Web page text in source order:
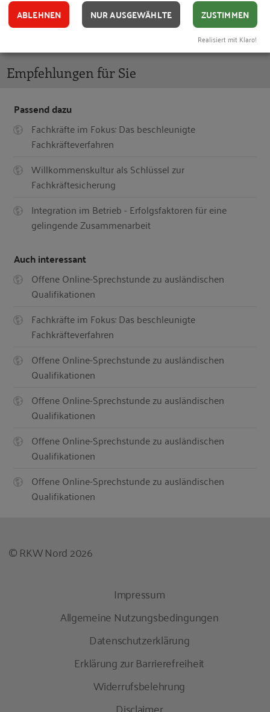
JETZT ANMELDEN
Empfehlungen für Sie
Passend dazu
Fachkräfte im Fokus: Das beschleunigte
Fachkräfteverfahren
Willkommenskultur als Schlüssel zur
Fachkräftesicherung
Integration im Betrieb - Erfolgsfaktoren für eine
gelingende Zusammenarbeit
Auch interessant
Offene Online-Sprechstunde zu ausländischen
Qualifikationen
Fachkräfte im Fokus: Das beschleunigte
Fachkräfteverfahren
Offene Online-Sprechstunde zu ausländischen
Qualifikationen
Offene Online-Sprechstunde zu ausländischen
Qualifikationen
Offene Online-Sprechstunde zu ausländischen
Qualifikationen
Offene Online-Sprechstunde zu ausländischen
Qualifikationen
© RKW Nord 2026
Impressum
Allgemeine Nutzungsbedingungen
Datenschutzerklärung
Erklärung zur Barrierefreiheit
Widerrufsbelehrung
ABLEHNEN NUR AUSGEWÄHLTE ZUSTIMMEN
Realisiert mit Klaro!